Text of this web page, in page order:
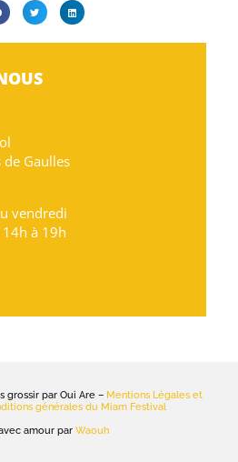
de Gaulles
vendredi
à 19h
grossir par Oui Are – Mentions Légales et
générales du Miam Festival
amour par Waouh